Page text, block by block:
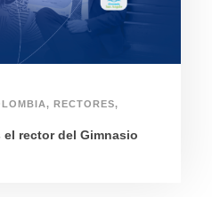
, RECTORES,
el rector del Gimnasio